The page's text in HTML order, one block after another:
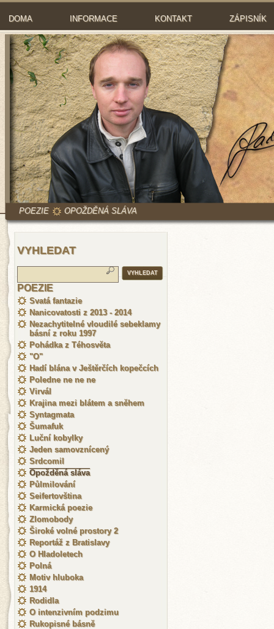
DOMA INFORMACE KONTAKT ZÁPISNÍK
POEZIE OPOŽDĚNÁ SLÁVA
VYHLEDAT
POEZIE
Svatá fantazie
Nanicovatosti z 2013 - 2014
Nezachytitelné vloudilé sebeklamy
básní z roku 1997
Pohádka z Téhosvěta
"O"
Hadí blána v Ještěrčích kopečcích
Poledne ne ne ne
Virvál
Krajina mezi blátem a sněhem
Syntagmata
Šumafuk
Luční kobylky
Jeden samovznícený
Srdcomil
Opožděná sláva
Půlmilování
Seifertovština
Karmická poezie
Zlomobody
Široké volné prostory 2
Reportáž z Bratislavy
O Hladoletech
Polná
Motiv hluboka
1914
Rodidla
O intenzivním podzimu
Rukopisné básně